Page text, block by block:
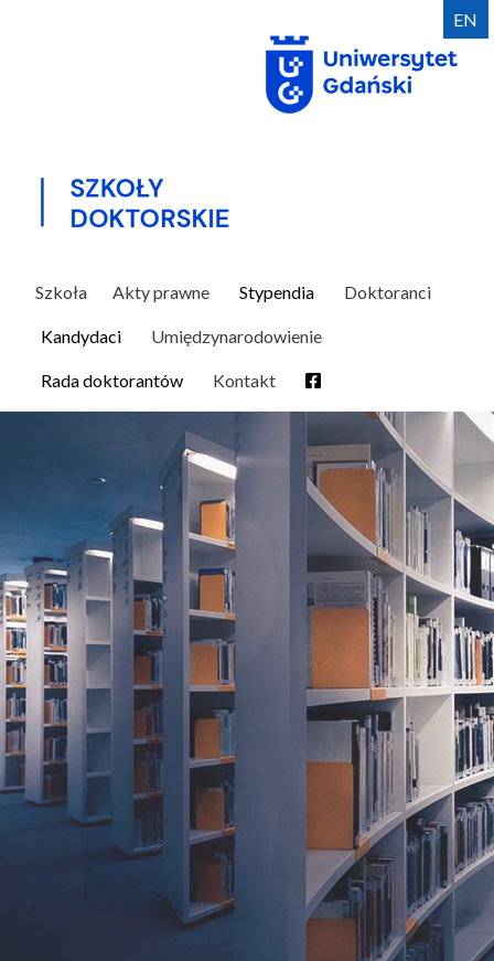
treści
EN
Szkoła Akty prawne Stypendia Doktoranci
Kandydaci Umiędzynarodowienie
Rada doktorantów Kontakt